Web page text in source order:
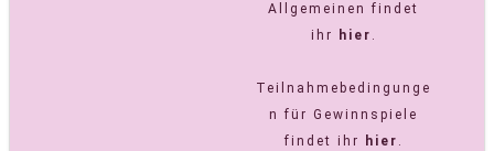
Allgemeinen findet
ihr
hier .
Teilnahmebedingunge
n für Gewinnspiele
findet ihr
hier .